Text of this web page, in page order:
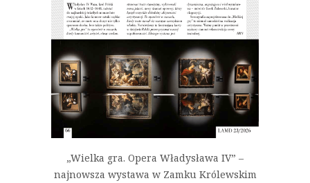
„Wielka gra. Opera Władysława IV” –
najnowsza wystawa w Zamku Królewskim